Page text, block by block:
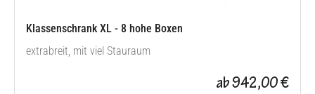
Klassenschrank XL - 8 hohe Boxen
extrabreit, mit viel Stauraum
ab 942,00 €